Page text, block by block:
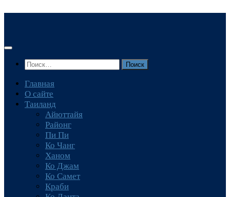
Найти:
Главная
О сайте
Таиланд
Айюттайя
Районг
Пи Пи
Ко Чанг
Ханом
Ко Джам
Ко Самет
Краби